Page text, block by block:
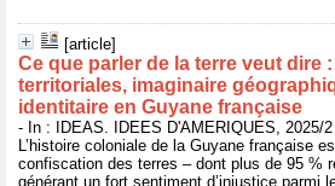
[article]
Ce que parler de la terre veut dire
territoriales, imaginaire
identitaire en Guyane française
- In : IDEAS. IDEES D'AMERIQUES, 2025/2
L’histoire coloniale de la Guyane française
confiscation des terres – dont plus de 95 %
générant un fort sentiment d’injustice parmi